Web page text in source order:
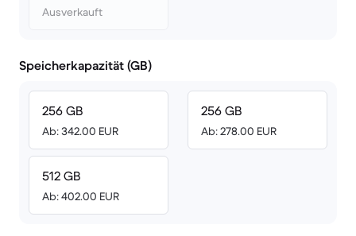
Ausverkauft
Speicherkapazität (GB)
256 GB
Ab: 342.00 EUR
512 GB
Ab: 402.00 EUR
256 GB
Ab: 278.00 EUR